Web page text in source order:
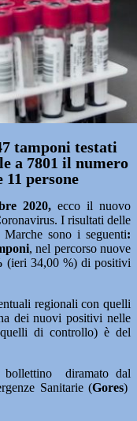
tamponi testati
a 7801 il numero
persone
2020, ecco il nuovo
I risultati delle
sono i seguenti:
, nel percorso nuove
(ieri 34,00 %) di positivi
regionali con quelli
dei nuovi positivi nelle
di controllo) è del
diramato dal
Sanitarie (Gores)